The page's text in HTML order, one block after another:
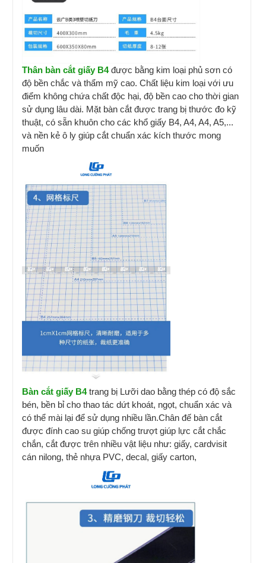
Thân bàn cắt giấy B4được bằng kim loại phủ sơn có
độ bền chắc và thẩm mỹ cao. Chất liệu kim loại với ưu
điểm không chứa chất độc hại, độ bền cao cho thời gian
sử dụng lâu dài. Mặt bàn cắt được trang bị thước đo kỹ
thuật, có sẵn khuôn cho các khổ giấy B4, A4, A4, A5,...
và nền kẻ ô ly giúp cắt chuẩn xác kích thước mong
muốn
Bàn cắt giấy B4trang bị Lưỡi dao bằng thép có độ sắc
bén, bền bỉ cho thao tác dứt khoát, ngọt, chuẩn xác và
có thể mài lại để sử dụng nhiều lần.Chân đế bàn cắt
được đính cao su giúp chống trượt giúp lực cắt chắc
chắn, cắt được trên nhiều vật liệu như: giấy, cardvisit
cán nilong, thẻ nhựa PVC, decal, giấy carton,